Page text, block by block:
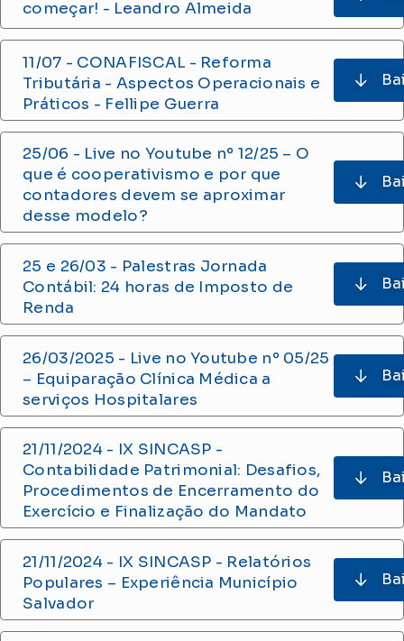
começar! - Leandro Almeida
11/07 - CONAFISCAL - Reforma
Tributária - Aspectos Operacionais e
Práticos - Fellipe Guerra
25/06 - Live no Youtube nº 12/25 – O
que é cooperativismo e por que
contadores devem se aproximar
desse modelo?
25 e 26/03 - Palestras Jornada
Contábil: 24 horas de Imposto de
Renda
26/03/2025 - Live no Youtube nº 05/25
– Equiparação Clínica Médica a
serviços Hospitalares
21/11/2024 - IX SINCASP -
Contabilidade Patrimonial: Desafios,
Procedimentos de Encerramento do
Exercício e Finalização do Mandato
21/11/2024 - IX SINCASP - Relatórios
Populares – Experiência Município
Salvador